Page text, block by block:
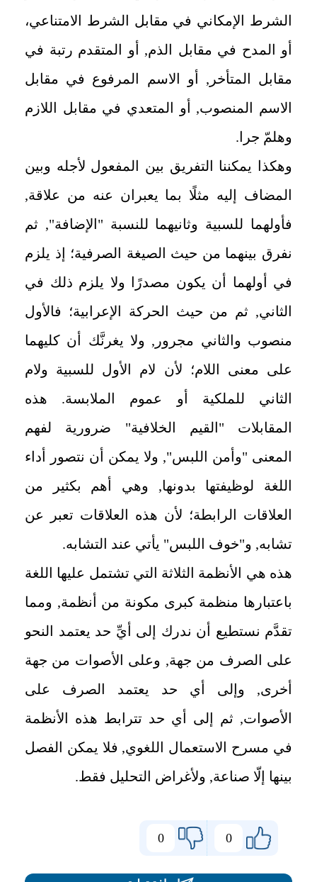
الشرط الإمكاني في مقابل الشرط الامتناعي،
أو المدح في مقابل الذم, أو المتقدم رتبة في
مقابل المتأخر, أو الاسم المرفوع في مقابل
الاسم المنصوب, أو المتعدي في مقابل اللازم
وهلمّ جرا.
وهكذا يمكننا التفريق بين المفعول لأجله وبين
المضاف إليه مثلًا بما يعبران عنه من علاقة,
فأولهما للسبية وثانيهما للنسبة "الإضافة", ثم
نفرق بينهما من حيث الصيغة الصرفية؛ إذ يلزم
في أولهما أن يكون مصدرًا ولا يلزم ذلك في
الثاني, ثم من حيث الحركة الإعرابية؛ فالأول
منصوب والثاني مجرور, ولا يغرنَّك أن كليهما
على معنى اللام؛ لأن لام الأول للسبية ولام
الثاني للملكية أو عموم الملابسة. هذه
المقابلات "القيم الخلافية" ضرورية لفهم
المعنى "وأمن اللبس", ولا يمكن أن نتصور أداء
اللغة لوظيفتها بدونها, وهي أهم بكثير من
العلاقات الرابطة؛ لأن هذه العلاقات تعبر عن
تشابه, و"خوف اللبس" يأتي عند التشابه.
هذه هي الأنظمة الثلاثة التي تشتمل عليها اللغة
باعتبارها منظمة كبرى مكونة من أنظمة, ومما
تقدَّم نستطيع أن ندرك إلى أيِّ حد يعتمد النحو
على الصرف من جهة, وعلى الأصوات من جهة
أخرى, وإلى أي حد يعتمد الصرف على
الأصوات, ثم إلى أي حد تترابط هذه الأنظمة
في مسرح الاستعمال اللغوي, فلا يمكن الفصل
بينها إلّا صناعة, ولأغراض التحليل فقط.
0
0